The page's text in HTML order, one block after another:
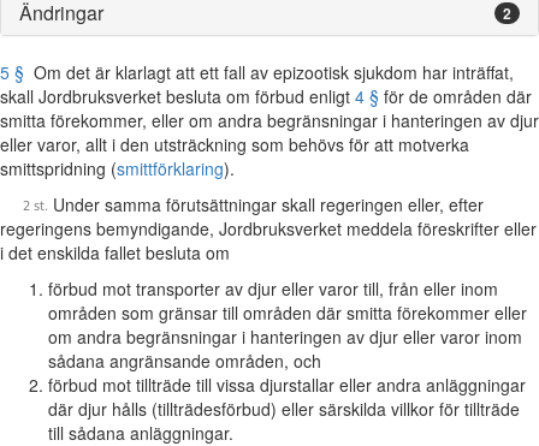
Ändringar 2
5 § Om det är klarlagt att ett fall av epizootisk sjukdom har inträffat,
skall Jordbruksverket besluta om förbud enligt 4 § för de områden där
smitta förekommer, eller om andra begränsningar i hanteringen av djur
eller varor, allt i den utsträckning som behövs för att motverka
smittspridning (smittförklaring).
Under samma förutsättningar skall regeringen eller, efter
regeringens bemyndigande, Jordbruksverket meddela föreskrifter eller
i det enskilda fallet besluta om
förbud mot transporter av djur eller varor till, från eller inom
områden som gränsar till områden där smitta förekommer eller
om andra begränsningar i hanteringen av djur eller varor inom
sådana angränsande områden, och
förbud mot tillträde till vissa djurstallar eller andra anläggningar
där djur hålls (tillträdesförbud) eller särskilda villkor för tillträde
till sådana anläggningar.